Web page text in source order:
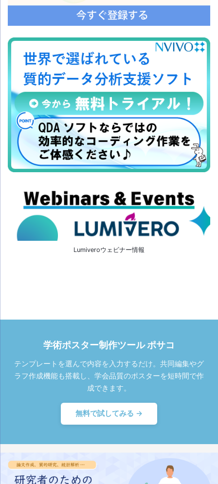
Lumiveroウェビナー情報
学術ポスター制作ツール ポサコ
テンプレートを選んで内容を入力するだけ。共同編集やグ
ラフ作成機能も搭載し、学会品質のポスターを短時間で作
成できます。
無料で試してみる →